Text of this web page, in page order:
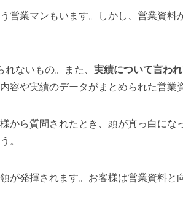
営業マンもいます。しかし、営業資料
ないもの。また、 実績について言わ
容や実績のデータがまとめられた営業
から質問されたとき、頭が真っ白にな
。
が発揮されます。お客様は営業資料と